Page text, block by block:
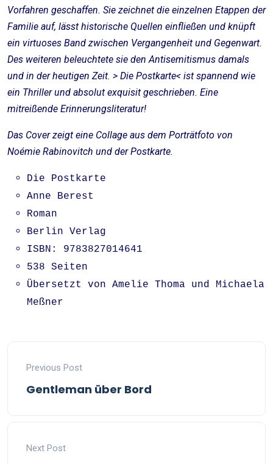
Vorfahren geschaffen. Sie zeichnet die einzelnen Etappen der
Familie auf, lässt historische Quellen einfließen und knüpft
ein virtuoses Band zwischen Vergangenheit und Gegenwart.
Des weiteren beleuchtete sie den Antisemitismus damals
und in der heutigen Zeit. > Die Postkarte< ist spannend wie
ein Thriller und absolut exquisit geschrieben. Eine
mitreißende Erinnerungsliteratur!
Das Cover zeigt eine Collage aus dem Porträtfoto von
Noémie Rabinovitch und der Postkarte.
Die Postkarte
Anne Berest
Roman
Berlin Verlag
ISBN: 9783827014641
538 Seiten
Übersetzt von Amelie Thoma und Michaela
Meßner
Previous Post
Gentleman über Bord
Next Post